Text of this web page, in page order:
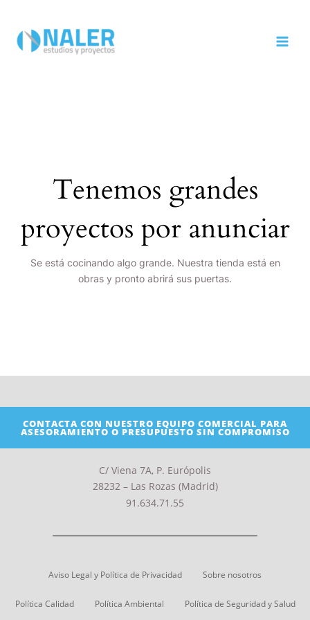
contenido
Tenemos grandes
proyectos por anunciar
Se está cocinando algo grande. Nuestra tienda está en
obras y pronto abrirá sus puertas.
CONTACTA CON NUESTRO EQUIPO COMERCIAL PARA
ASESORAMIENTO O PRESUPUESTO SIN COMPROMISO
C/ Viena 7A, P. Európolis
28232 – Las Rozas (Madrid)
91.634.71.55
Aviso Legal y Política de Privacidad Sobre nosotros
Política Calidad Política Ambiental Política de Seguridad y Salud